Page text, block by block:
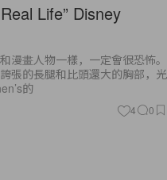
Life” Disney
漫畫人物一樣，一定會很恐怖。
張的長腿和比頭還大的胸部，光
的
4 0